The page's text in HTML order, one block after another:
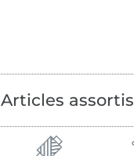
Articles assortis